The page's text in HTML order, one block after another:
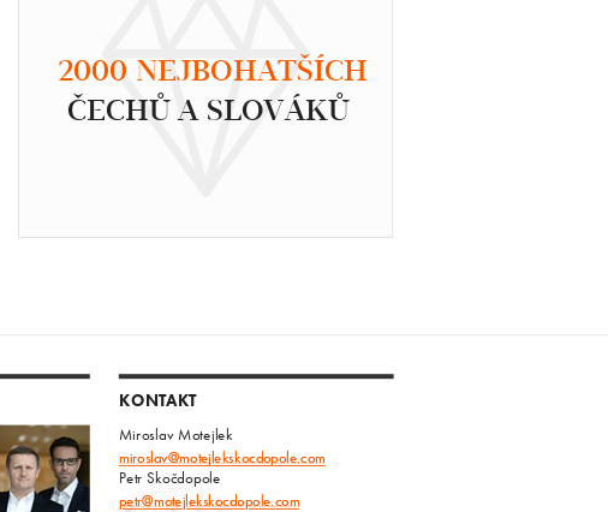
2000 NEJBOHATŠÍCH
ČECHŮ A SLOVÁKŮ
KONTAKT
Miroslav Motejlek
miroslav@motejlekskocdopole.com
Petr Skočdopole
petr@motejlekskocdopole.com